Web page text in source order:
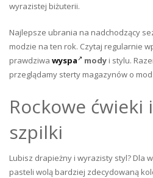
wyrazistej biżuterii.
Najlepsze ubrania na nadchodzący
modzie na ten rok. Czytaj regularnie
prawdziwa wyspa mody i stylu.
przeglądamy sterty magazynów o
Rockowe ćwieki
szpilki
Lubisz drapieżny i wyrazisty styl? Dla
pasteli wolą bardziej zdecydowaną